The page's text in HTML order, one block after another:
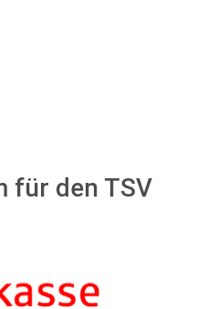
für den TSV